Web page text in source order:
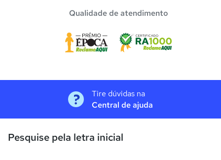
Qualidade de atendimento
Tire dúvidas na
Central de ajuda
Pesquise pela letra inicial